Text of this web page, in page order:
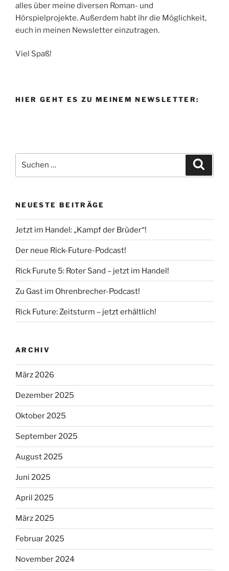
alles über meine diversen Roman- und
Hörspielprojekte. Außerdem habt ihr die Möglichkeit,
euch in meinen Newsletter einzutragen.
Viel Spaß!
HIER GEHT ES ZU MEINEM NEWSLETTER:
nach:
NEUESTE BEITRÄGE
Jetzt im Handel: „Kampf der Brüder“!
Der neue Rick-Future-Podcast!
Rick Furute 5: Roter Sand – jetzt im Handel!
Zu Gast im Ohrenbrecher-Podcast!
Rick Future: Zeitsturm – jetzt erhältlich!
ARCHIV
März 2026
Dezember 2025
Oktober 2025
September 2025
August 2025
Juni 2025
April 2025
März 2025
Februar 2025
November 2024